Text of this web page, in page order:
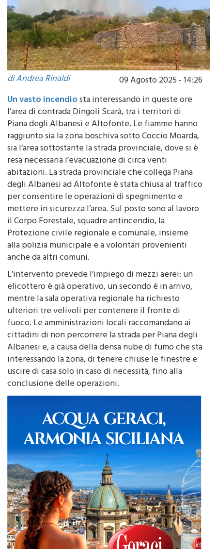
di Andrea Rinaldi
09 Agosto 2025 - 14:26
Un vasto incendiosta interessando in queste ore
l’area di contrada Dingoli Scarà, tra i territori di
Piana degli Albanesi e Altofonte. Le fiamme hanno
raggiunto sia la zona boschiva sotto Coccio Moarda,
sia l’area sottostante la strada provinciale, dove si è
resa necessaria l’evacuazione di circa venti
abitazioni. La strada provinciale che collega Piana
degli Albanesi ad Altofonte è stata chiusa al traffico
per consentire le operazioni di spegnimento e
mettere in sicurezza l’area. Sul posto sono al lavoro
il Corpo Forestale, squadre antincendio, la
Protezione civile regionale e comunale, insieme
alla polizia municipale e a volontari provenienti
anche da altri comuni.
L’intervento prevede l’impiego di mezzi aerei: un
elicottero è già operativo, un secondo è in arrivo,
mentre la sala operativa regionale ha richiesto
ulteriori tre velivoli per contenere il fronte di
fuoco. Le amministrazioni locali raccomandano ai
cittadini di non percorrere la strada per Piana degli
Albanesi e, a causa della densa nube di fumo che sta
interessando la zona, di tenere chiuse le finestre e
uscire di casa solo in caso di necessità, fino alla
conclusione delle operazioni.